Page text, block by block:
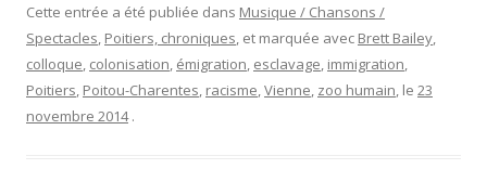
Cette entrée a été publiée dans Musique / Chansons /
Spectacles, Poitiers, chroniques, et marquée avec Brett Bailey,
colloque, colonisation, émigration, esclavage, immigration,
Poitiers, Poitou-Charentes, racisme,Vienne, zoo humain, le 23
novembre 2014 .